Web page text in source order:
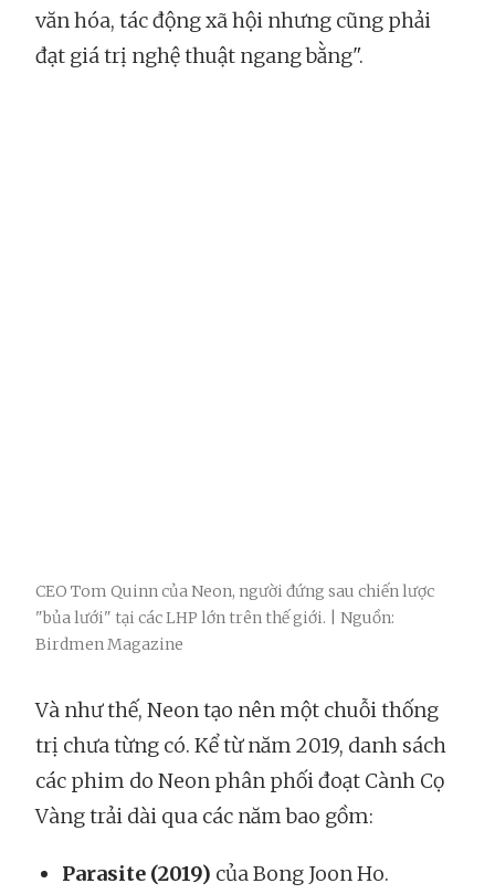
văn hóa, tác động xã hội nhưng cũng phải
đạt giá trị nghệ thuật ngang bằng".
CEO Tom Quinn của Neon, người đứng sau chiến lược
"bủa lưới" tại các LHP lớn trên thế giới. | Nguồn:
Birdmen Magazine
Và như thế, Neon tạo nên một chuỗi thống
trị chưa từng có. Kể từ năm 2019, danh sách
các phim do Neon phân phối đoạt Cành Cọ
Vàng trải dài qua các năm bao gồm:
Parasite (2019) của Bong Joon Ho.